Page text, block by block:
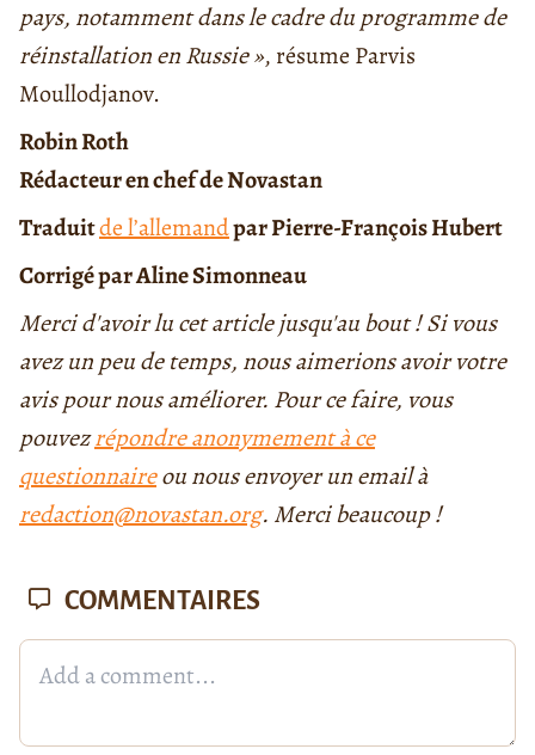
pays, notamment dans le cadre du programme de
réinstallation en Russie », résume Parvis
Moullodjanov.
Robin Roth
Rédacteur en chef de Novastan
Traduitde l’allemandpar Pierre-François Hubert
Corrigé par Aline Simonneau
Merci d'avoir lu cet article jusqu'au bout ! Si vous
avez un peu de temps, nous aimerions avoir votre
avis pour nous améliorer. Pour ce faire, vous
pouvezrépondre anonymement à ce
questionnaireou nous envoyer un email à
redaction@novastan.org. Merci beaucoup !
COMMENTAIRES